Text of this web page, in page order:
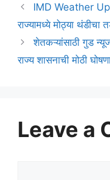
IMD Weather
राज्यामध्ये मोठ्या थंडीचा
शेतकऱ्यांसाठी गुड
राज्य शासनाची मोठी
Leave a